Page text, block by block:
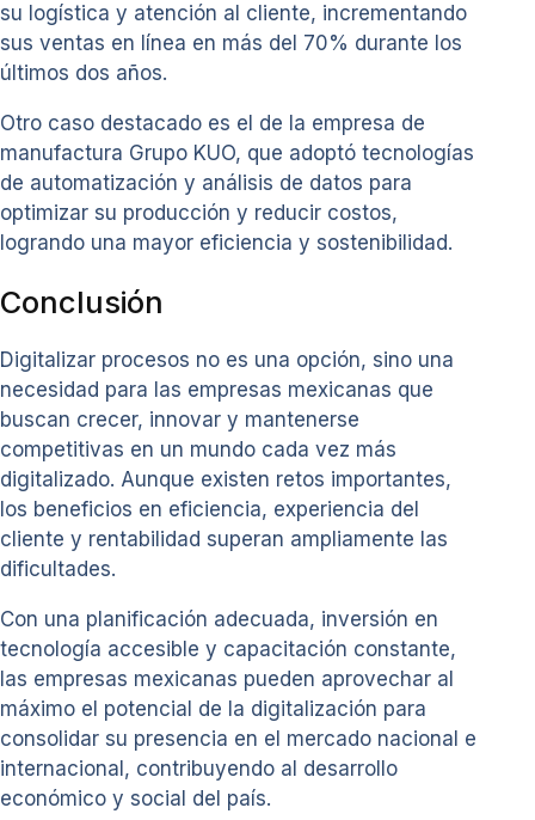
su logística y atención al cliente, incrementando
sus ventas en línea en más del 70% durante los
últimos dos años.
Otro caso destacado es el de la empresa de
manufactura Grupo KUO, que adoptó tecnologías
de automatización y análisis de datos para
optimizar su producción y reducir costos,
logrando una mayor eficiencia y sostenibilidad.
Conclusión
Digitalizar procesos no es una opción, sino una
necesidad para las empresas mexicanas que
buscan crecer, innovar y mantenerse
competitivas en un mundo cada vez más
digitalizado. Aunque existen retos importantes,
los beneficios en eficiencia, experiencia del
cliente y rentabilidad superan ampliamente las
dificultades.
Con una planificación adecuada, inversión en
tecnología accesible y capacitación constante,
las empresas mexicanas pueden aprovechar al
máximo el potencial de la digitalización para
consolidar su presencia en el mercado nacional e
internacional, contribuyendo al desarrollo
económico y social del país.